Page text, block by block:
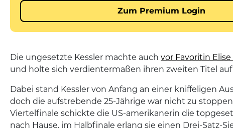
Die ungesetzte Kessler machte auch vor Favoritin
und holte sich verdientermaßen ihren zweiten Titel auf
Dabei stand Kessler von Anfang an einer kniffeligen
doch die aufstrebende 25-Jährige war nicht zu
Viertelfinale schickte die US-amerikanerin die
nach Hause, im Halbfinale erlang sie einen Drei-Satz-